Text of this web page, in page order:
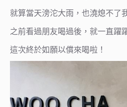
就算當天滂沱大雨，也澆熄不了
之前看過朋友喝過後，就一直躍
這次終於如願以償來喝啦！